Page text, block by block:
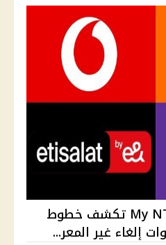
خدمة أرقامي عبر My NTRA تكشف خطوط
إلغاء غير المعر...